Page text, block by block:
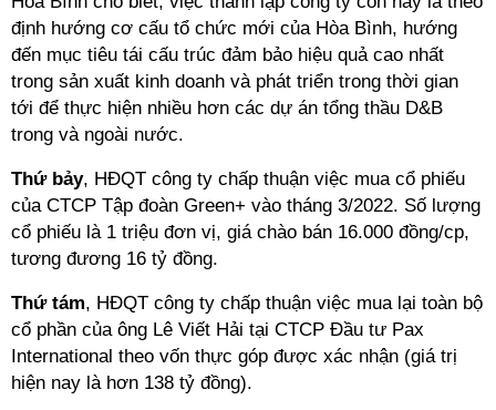
định hướng cơ cấu tổ chức mới của Hòa Bình, hướng
đến mục tiêu tái cấu trúc đảm bảo hiệu quả cao nhất
trong sản xuất kinh doanh và phát triển trong thời gian
tới để thực hiện nhiều hơn các dự án tổng thầu D&B
trong và ngoài nước.
Thứ bảy, HĐQT công ty chấp thuận việc mua cổ phiếu
của CTCP Tập đoàn Green+ vào tháng 3/2022. Số lượng
cổ phiếu là 1 triệu đơn vị, giá chào bán 16.000 đồng/cp,
tương đương 16 tỷ đồng.
Thứ tám, HĐQT công ty chấp thuận việc mua lại toàn bộ
cổ phần của ông Lê Viết Hải tại CTCP Đầu tư Pax
International theo vốn thực góp được xác nhận (giá trị
hiện nay là hơn 138 tỷ đồng).